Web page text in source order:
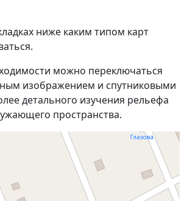
ниже каким типом карт
можно переключаться
изображением и спутниковыми
детального изучения рельефа
пространства.